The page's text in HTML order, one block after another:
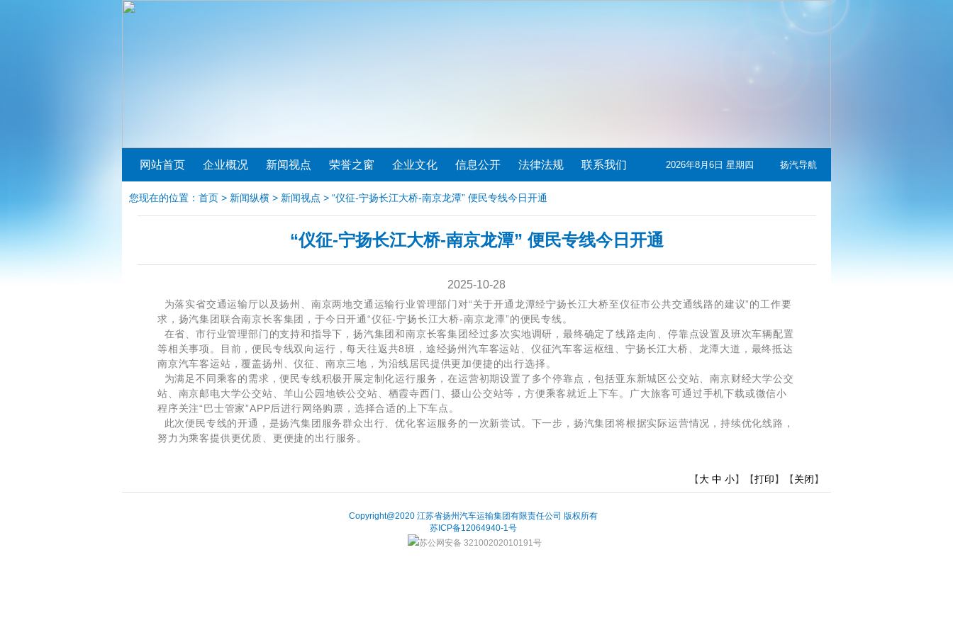
网站首页 企业概况 新闻视点 荣誉之窗 企业文化 信息公开 法律法规 联系我们 2026年8月6日 星期四 扬汽导航
您现在的位置： 首页 > 新闻纵横 > 新闻视点 > “仪征-宁扬长江大桥-南京龙潭” 便民专线今日开通
“仪征-宁扬长江大桥-南京龙潭” 便民专线今日开通
2025-10-28
为落实省交通运输厅以及扬州、南京两地交通运输行业管理部门对“关于开通龙潭经宁扬长江大桥至仪征市公共交通线路的建议”的工作要
求，扬汽集团联合南京长客集团，于今日开通“仪征-宁扬长江大桥-南京龙潭”的便民专线。
在省、市行业管理部门的支持和指导下，扬汽集团和南京长客集团经过多次实地调研，最终确定了线路走向、停靠点设置及班次车辆配置
等相关事项。目前，便民专线双向运行，每天往返共8班，途经扬州汽车客运站、仪征汽车客运枢纽、宁扬长江大桥、龙潭大道，最终抵达
南京汽车客运站，覆盖扬州、仪征、南京三地，为沿线居民提供更加便捷的出行选择。
为满足不同乘客的需求，便民专线积极开展定制化运行服务，在运营初期设置了多个停靠点，包括亚东新城区公交站、南京财经大学公交
站、南京邮电大学公交站、羊山公园地铁公交站、栖霞寺西门、摄山公交站等，方便乘客就近上下车。广大旅客可通过手机下载或微信小
程序关注“巴士管家”APP后进行网络购票，选择合适的上下车点。
此次便民专线的开通，是扬汽集团服务群众出行、优化客运服务的一次新尝试。下一步，扬汽集团将根据实际运营情况，持续优化线路，
努力为乘客提供更优质、更便捷的出行服务。
【大 中 小】【打印】【关闭】
Copyright@2020 江苏省扬州汽车运输集团有限责任公司 版权所有
苏ICP备12064940-1号
苏公网安备 32100202010191号